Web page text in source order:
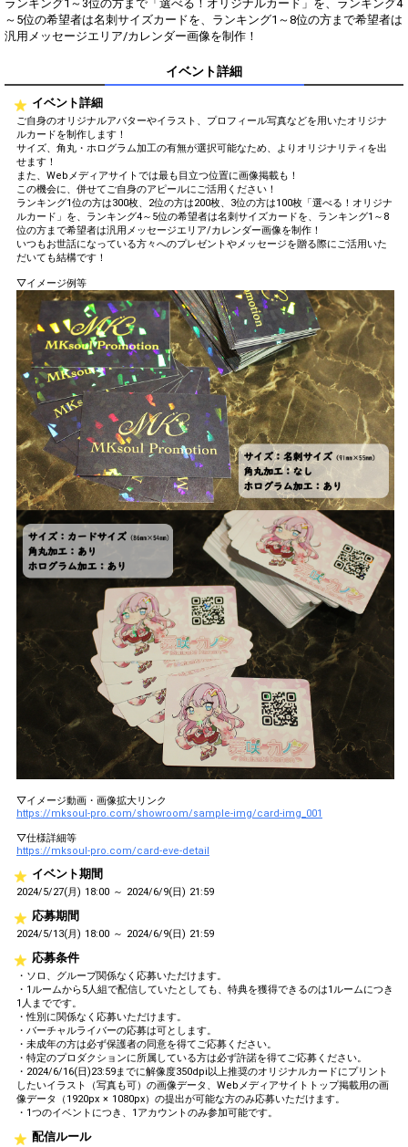
Show Gold to purchase gifts
(available from 1 JPY)! When you
continue to send gifts to the
ranking go up.
To cheer on performers, you can
send them gifts.
To send performers paid items,
you must use Show Gold.
Close
ランキング1～3位の方まで「選べる！オリジナルカード」を、ランキング4
～5位の希望者は名刺サイズカードを、ランキング1～8位の方まで希望者は
汎用メッセージエリア/カレンダー画像を制作！
イベント詳細
イベント詳細
ご自身のオリジナルアバターやイラスト、プロフィール写真などを用いたオリジナ
ルカードを制作します！
サイズ、角丸・ホログラム加工の有無が選択可能なため、よりオリジナリティを出
せます！
また、Webメディアサイトでは最も目立つ位置に画像掲載も！
この機会に、併せてご自身のアピールにご活用ください！
ランキング1位の方は300枚、2位の方は200枚、3位の方は100枚「選べる！オリジナ
ルカード」を、ランキング4～5位の希望者は名刺サイズカードを、ランキング1～8
位の方まで希望者は汎用メッセージエリア/カレンダー画像を制作！
いつもお世話になっている方々へのプレゼントやメッセージを贈る際にご活用いた
だいても結構です！
▽イメージ例等
▽イメージ動画・画像拡大リンク
https://mksoul-pro.com/showroom/sample-img/card-img_001
▽仕様詳細等
https://mksoul-pro.com/card-eve-detail
イベント期間
2024/5/27(月) 18:00 ～ 2024/6/9(日) 21:59
応募期間
2024/5/13(月) 18:00 ～ 2024/6/9(日) 21:59
応募条件
・ソロ、グループ関係なく応募いただけます。
・1ルームから5人組で配信していたとしても、特典を獲得できるのは1ルームにつき
1人までです。
・性別に関係なく応募いただけます。
・バーチャルライバーの応募は可とします。
・未成年の方は必ず保護者の同意を得てご応募ください。
・特定のプロダクションに所属している方は必ず許諾を得てご応募ください。
・2024/6/16(日)23:59までに解像度350dpi以上推奨のオリジナルカードにプリント
したいイラスト（写真も可）の画像データ、Webメディアサイトトップ掲載用の画
像データ（1920px × 1080px）の提出が可能な方のみ応募いただけます。
・1つのイベントにつき、1アカウントのみ参加可能です。
配信ルール